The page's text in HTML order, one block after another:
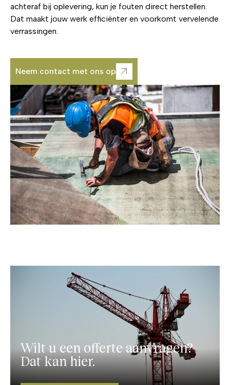
achteraf bij oplevering, kun je fouten direct herstellen.
Dat maakt jouw werk efficiënter en voorkomt vervelende
verrassingen.
Neem contact met ons op
Wilt u een offerte aanvragen?
Dat kan hier.